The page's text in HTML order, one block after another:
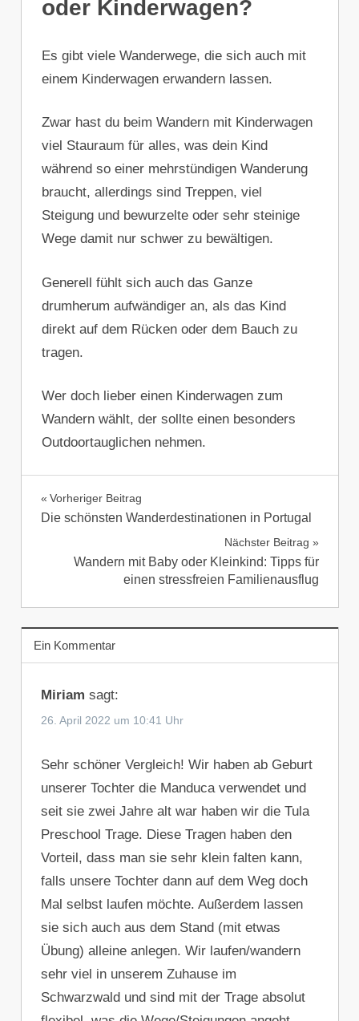
oder Kinderwagen?
Es gibt viele Wanderwege, die sich auch mit
einem Kinderwagen erwandern lassen.
Zwar hast du beim Wandern mit Kinderwagen
viel Stauraum für alles, was dein Kind
während so einer mehrstündigen Wanderung
braucht, allerdings sind Treppen, viel
Steigung und bewurzelte oder sehr steinige
Wege damit nur schwer zu bewältigen.
Generell fühlt sich auch das Ganze
drumherum aufwändiger an, als das Kind
direkt auf dem Rücken oder dem Bauch zu
tragen.
Wer doch lieber einen Kinderwagen zum
Wandern wählt, der sollte einen besonders
Outdoortauglichen nehmen.
AUSRÜSTUNG
Beitragsnavigation
Vorheriger Beitrag
Die schönsten Wanderdestinationen in Portugal
Nächster Beitrag
Wandern mit Baby oder Kleinkind: Tipps für
einen stressfreien Familienausflug
Ein Kommentar
Miriam sagt:
26. April 2022 um 10:41 Uhr
Sehr schöner Vergleich! Wir haben ab Geburt
unserer Tochter die Manduca verwendet und
seit sie zwei Jahre alt war haben wir die Tula
Preschool Trage. Diese Tragen haben den
Vorteil, dass man sie sehr klein falten kann,
falls unsere Tochter dann auf dem Weg doch
Mal selbst laufen möchte. Außerdem lassen
sie sich auch aus dem Stand (mit etwas
Übung) alleine anlegen. Wir laufen/wandern
sehr viel in unserem Zuhause im
Schwarzwald und sind mit der Trage absolut